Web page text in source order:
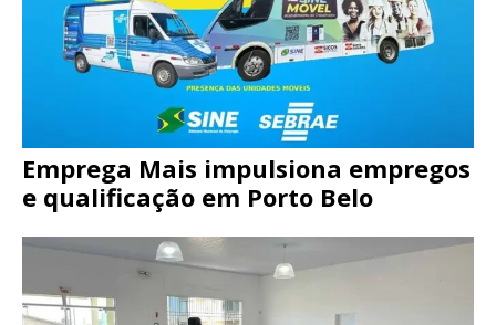
Emprega Mais impulsiona empregos
e qualificação em Porto Belo